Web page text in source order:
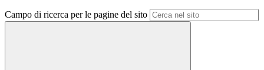
Campo di ricerca per le pagine del sito